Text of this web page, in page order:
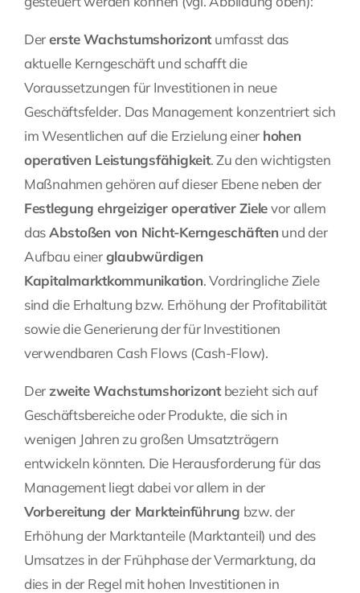
Dererste Wachstumshorizontumfasst das
aktuelle Kerngeschäft und schafft die
Voraussetzungen für Investitionen in neue
Geschäftsfelder. Das Management konzentriert sich
im Wesentlichen auf die Erzielung einer hohen
operativen Leistungsfähigkeit. Zu den wichtigsten
Maßnahmen gehören auf dieser Ebene neben der
Festlegung ehrgeiziger operativer Zielevor allem
dasAbstoßen von Nicht-Kerngeschäften und der
Aufbau einerglaubwürdigen
Kapitalmarktkommunikation. Vordringliche Ziele
sind die Erhaltung bzw. Erhöhung der Profitabilität
sowie die Generierung der für Investitionen
verwendbaren Cash Flows (Cash-Flow).
Derzweite Wachstumshorizontbezieht sich auf
Geschäftsbereiche oder Produkte, die sich in
wenigen Jahren zu großen Umsatzträgern
entwickeln könnten. Die Herausforderung für das
Management liegt dabei vor allem in der
Vorbereitung der Markteinführung bzw. der
Erhöhung der Marktanteile (Marktanteil) und des
Umsatzes in der Frühphase der Vermarktung, da
dies in der Regel mit hohen Investitionen in